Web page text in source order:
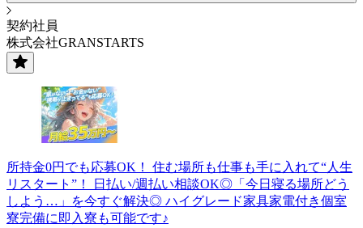
契約社員
株式会社GRANSTARTS
所持金0円でも応募OK！ 住む場所も仕事も手に入れて“人生
リスタート”！ 日払い/週払い相談OK◎「今日寝る場所どう
しよう…」を今すぐ解決◎ ハイグレード家具家電付き個室
寮完備に即入寮も可能です♪